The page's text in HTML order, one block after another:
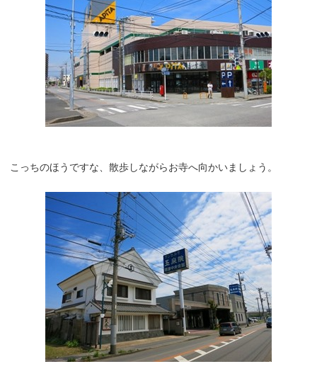
こっちのほうですな、散歩しながらお寺へ向かいましょう。